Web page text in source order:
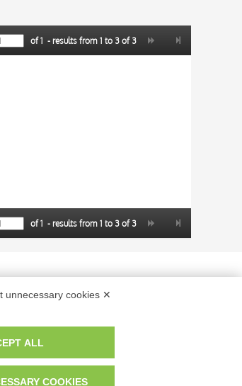
of1 - results from 1 to 3of 3
of1 - results from 1 to 3of 3
realizzato le opere e le immagini, degli enti e
unnecessary cookies ✕
ALL
COOKIES